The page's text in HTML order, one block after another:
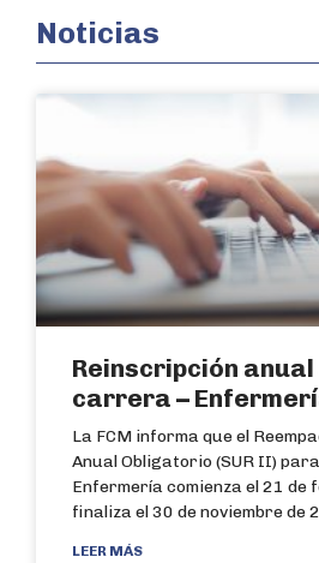
Noticias
Reinscripción anual
carrera –
La FCM informa que el
Anual Obligatorio (SUR II)
Enfermería comienza el 21 de
finaliza el 30 de noviembre de
LEER MÁS